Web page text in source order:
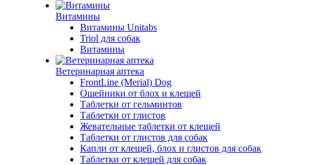
Витамины
Витамины Unitabs
Triol для собак
Витамины
Ветеринарная аптека
FrontLine (Merial) Dog
Ошейники от блох и клещей
Таблетки от гельминтов
Таблетки от глистов
Жевательные таблетки от клещей
Таблетки от глистов для собак
Капли от клещей, блох и глистов для собак
Таблетки от клещей для собак